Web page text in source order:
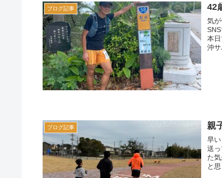
ブログ記事 42
気
本
沖
ブログ記事 親
早
送
た
と